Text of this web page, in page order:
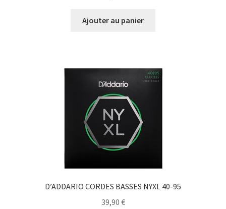
Ajouter au panier
D’ADDARIO CORDES BASSES NYXL 40-95
39,90 €